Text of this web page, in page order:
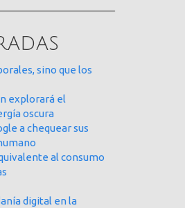
sino que los
explorará el
oscura
a chequear sus
al consumo
digital en la